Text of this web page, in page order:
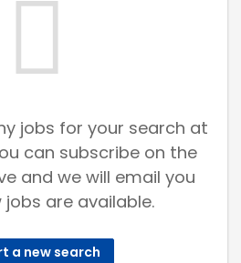
jobs for your search at
can subscribe on the
and we will email you
jobs are available.
a new search